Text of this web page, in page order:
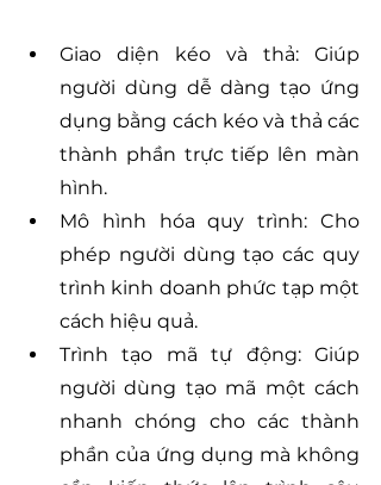
Giao diện kéo và thả: Giúp
người dùng dễ dàng tạo ứng
dụng bằng cách kéo và thả các
thành phần trực tiếp lên màn
hình.
Mô hình hóa quy trình: Cho
phép người dùng tạo các quy
trình kinh doanh phức tạp một
cách hiệu quả.
Trình tạo mã tự động: Giúp
người dùng tạo mã một cách
nhanh chóng cho các thành
phần của ứng dụng mà không